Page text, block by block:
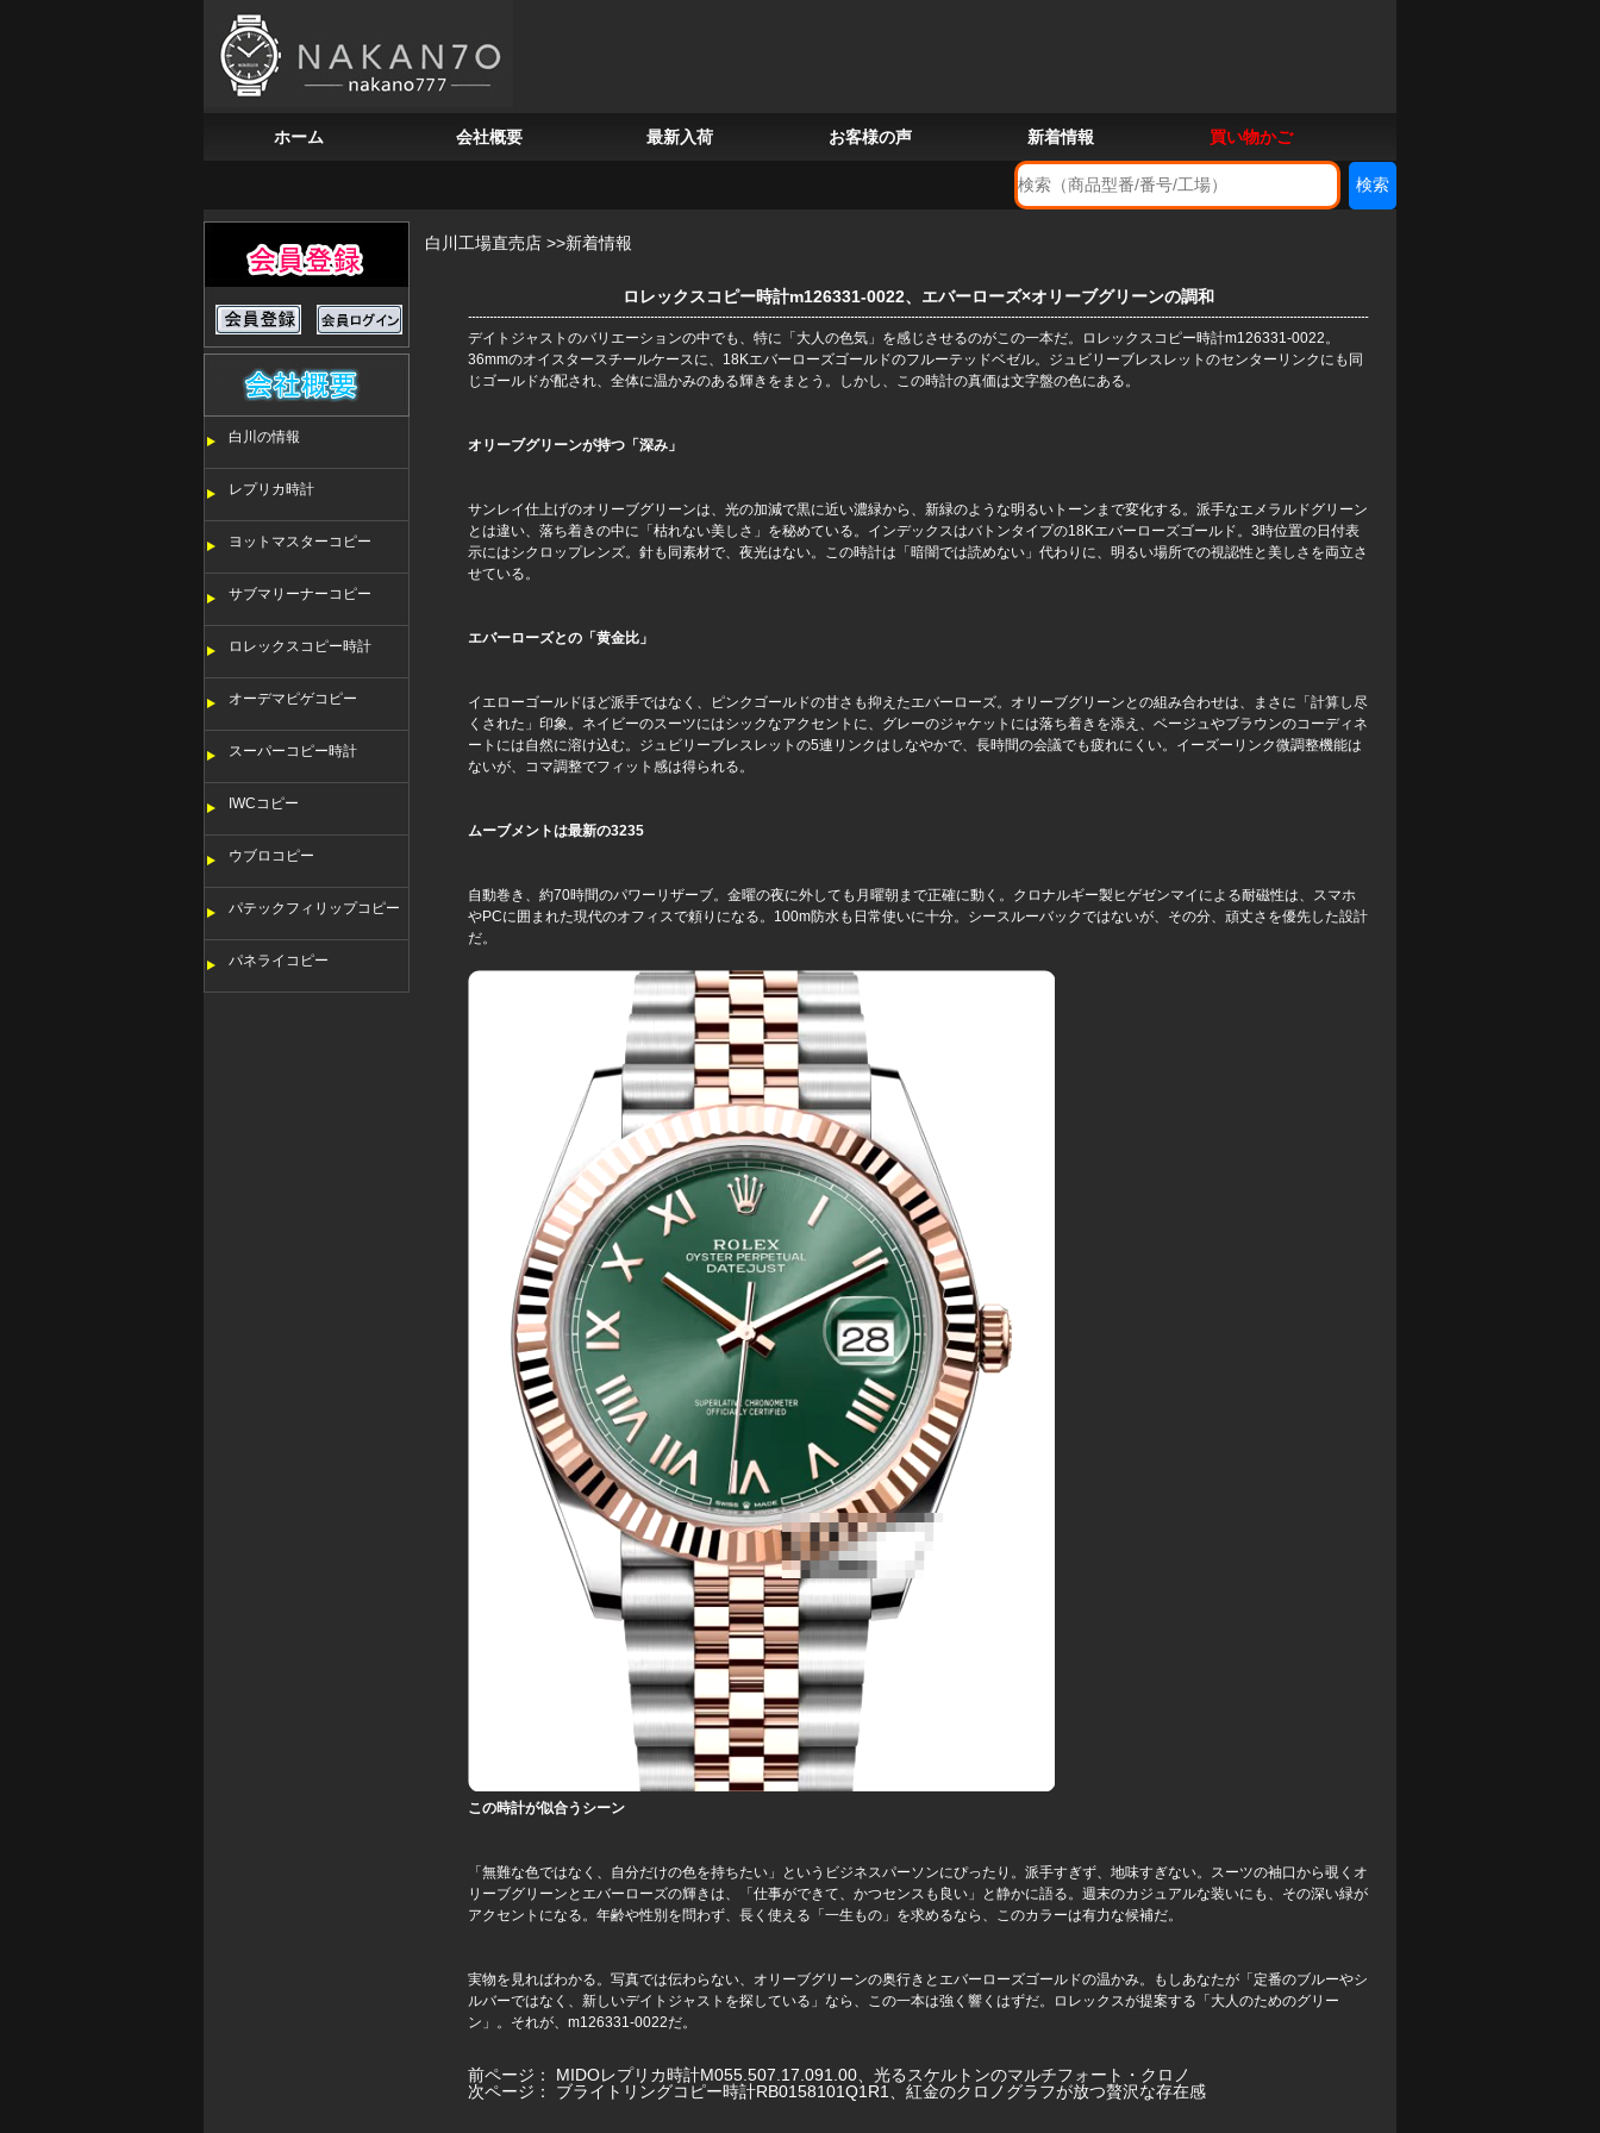
ホーム 会社概要 最新入荷 お客様の声 新着情報 買い物かご
白川の情報
レプリカ時計
ヨットマスターコピー
サブマリーナーコピー
ロレックスコピー時計
オーデマピゲコピー
スーパーコピー時計
IWCコピー
ウブロコピー
パテックフィリップコピー
パネライコピー
白川工場直売店 >>新着情報
ロレックスコピー時計m126331-0022、エバーローズ×オリーブグリーンの調和
デイトジャストのバリエーションの中でも、特に「大人の色気」を感じさせるのがこの一本だ。 ロレックスコピー時計m126331-0022。
36mmのオイスタースチールケースに、18Kエバーローズゴールドのフルーテッドベゼル。ジュビリーブレスレットのセンターリンクにも同
じゴールドが配され、全体に温かみのある輝きをまとう。しかし、この時計の真価は文字盤の色にある。
オリーブグリーンが持つ「深み」
サンレイ仕上げのオリーブグリーンは、光の加減で黒に近い濃緑から、新緑のような明るいトーンまで変化する。派手なエメラルドグリーン
とは違い、落ち着きの中に「枯れない美しさ」を秘めている。インデックスはバトンタイプの18Kエバーローズゴールド。3時位置の日付表
示にはシクロップレンズ。針も同素材で、夜光はない。この時計は「暗闇では読めない」代わりに、明るい場所での視認性と美しさを両立さ
せている。
エバーローズとの「黄金比」
イエローゴールドほど派手ではなく、ピンクゴールドの甘さも抑えたエバーローズ。オリーブグリーンとの組み合わせは、まさに「計算し尽
くされた」印象。ネイビーのスーツにはシックなアクセントに、グレーのジャケットには落ち着きを添え、ベージュやブラウンのコーディネ
ートには自然に溶け込む。ジュビリーブレスレットの5連リンクはしなやかで、長時間の会議でも疲れにくい。イーズーリンク微調整機能は
ないが、コマ調整でフィット感は得られる。
ムーブメントは最新の3235
自動巻き、約70時間のパワーリザーブ。金曜の夜に外しても月曜朝まで正確に動く。クロナルギー製ヒゲゼンマイによる耐磁性は、スマホ
やPCに囲まれた現代のオフィスで頼りになる。100m防水も日常使いに十分。シースルーバックではないが、その分、頑丈さを優先した設計
だ。
この時計が似合うシーン
「無難な色ではなく、自分だけの色を持ちたい」というビジネスパーソンにぴったり。派手すぎず、地味すぎない。スーツの袖口から覗くオ
リーブグリーンとエバーローズの輝きは、「仕事ができて、かつセンスも良い」と静かに語る。週末のカジュアルな装いにも、その深い緑が
アクセントになる。年齢や性別を問わず、長く使える「一生もの」を求めるなら、このカラーは有力な候補だ。
実物を見ればわかる。写真では伝わらない、オリーブグリーンの奥行きとエバーローズゴールドの温かみ。もしあなたが「定番のブルーやシ
ルバーではなく、新しいデイトジャストを探している」なら、この一本は強く響くはずだ。ロレックスが提案する「大人のためのグリー
ン」。それが、m126331-0022だ。
前ページ： MIDOレプリカ時計M055.507.17.091.00、光るスケルトンのマルチフォート・クロノ
次ページ： ブライトリングコピー時計RB0158101Q1R1、紅金のクロノグラフが放つ贅沢な存在感